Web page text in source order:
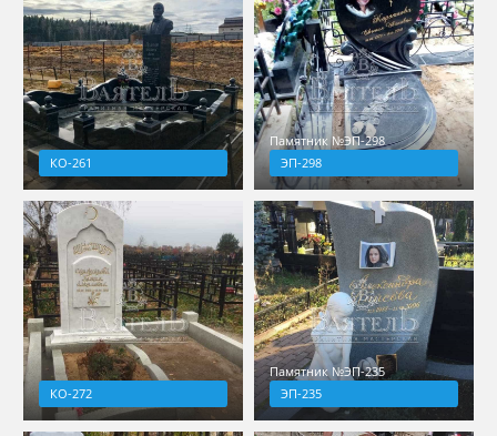
КО-261
Памятник №ЭП-298
ЭП-298
КО-272
Памятник №ЭП-235
ЭП-235